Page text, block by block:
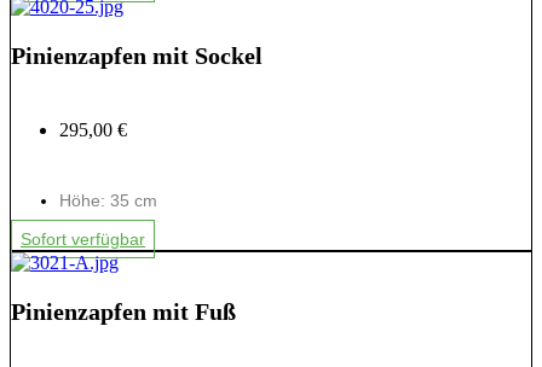
Pinienzapfen mit Sockel
295,00 €
Höhe: 35 cm
Sofort verfügbar
Pinienzapfen mit Fuß